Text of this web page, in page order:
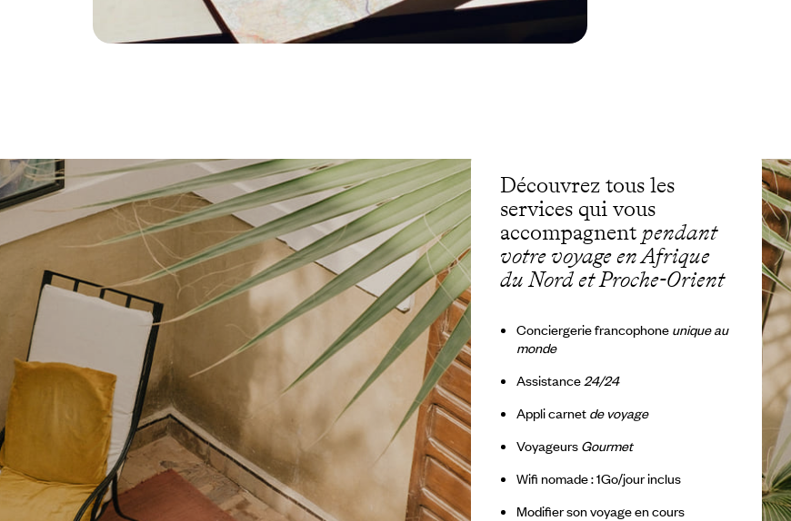
Découvrez tous les
services qui vous
accompagnent pendant
votre voyage en Afrique
du Nord et Proche-Orient
Conciergerie francophone unique au
monde
Assistance 24/24
Appli carnet de voyage
Voyageurs Gourmet
Wifi nomade : 1Go/jour inclus
Modifier son voyage en cours